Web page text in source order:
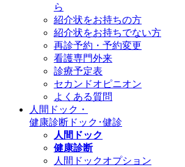
ら
紹介状をお持ちの方
紹介状をお持ちでない方
再診予約・予約変更
看護専門外来
診療予定表
セカンドオピニオン
よくある質問
人間ドック・
健康診断 ドック･健診
人間ドック
健康診断
人間ドックオプション